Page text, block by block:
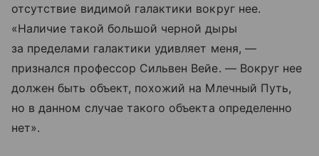
отсутствие видимой галактики вокруг нее.
«Наличие такой большой черной дыры
за пределами галактики удивляет меня, —
признался профессор Сильвен Вейе. — Вокруг нее
должен быть объект, похожий на Млечный Путь,
но в данном случае такого объекта определенно
нет».